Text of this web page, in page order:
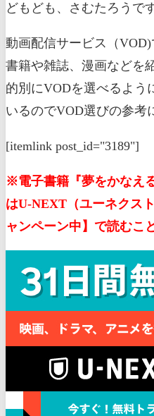
どもども、さむたろうで
動画配信サービス（
書籍や雑誌、漫画などを
的別にVODを選べるよう
いるのでVOD選びの参考
[itemlink post_id="3189"]
※電子書籍『夢をかなえ
はU-NEXT（ユーネクス
ャンペーン中】で読むこ